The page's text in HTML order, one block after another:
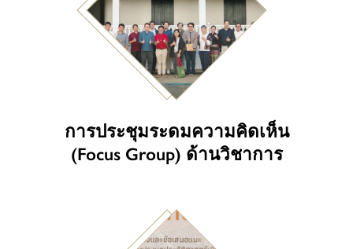
การประชุมระดมความคิดเห็น
(Focus Group) ด้านวิชาการ